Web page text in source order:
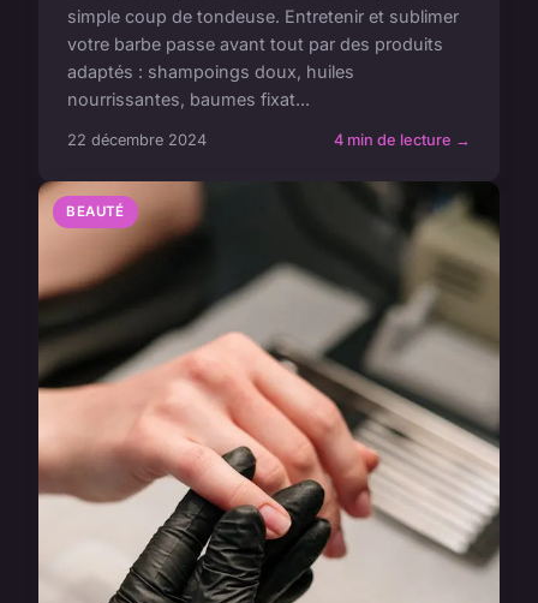
simple coup de tondeuse. Entretenir et sublimer
votre barbe passe avant tout par des produits
adaptés : shampoings doux, huiles
nourrissantes, baumes fixat...
22 décembre 2024 4 min de lecture →
BEAUTÉ